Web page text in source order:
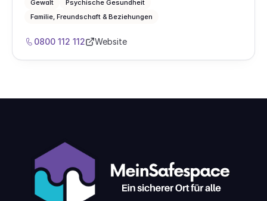
psychosoziale Fachkräfte beraten anonym und
vertraulich am Telefon und online, entlasten in
Erlebten, informieren über Rechte und nächste
Opferhilfe‑ und Schutzeinrichtungen weiter.
Gewalt
Psychische Gesundheit
Familie, Freundschaft & Beziehungen
0800 112 112 Website